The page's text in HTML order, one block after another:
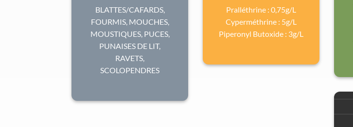
BLATTES/CAFARDS,
FOURMIS, MOUCHES,
MOUSTIQUES, PUCES,
PUNAISES DE LIT,
RAVETS,
SCOLOPENDRES
Pralléthrine : 0,75g/L
Cyperméthrine : 5g/L
Piperonyl Butoxide : 3g/L